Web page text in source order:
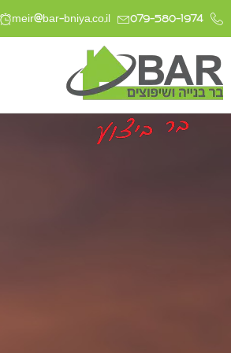
079-580-1974
meir@bar-bniya.co.il